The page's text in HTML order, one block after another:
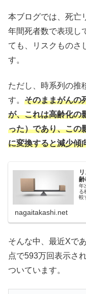
本ブログでは、死亡
年間死者数で表現し
ても、リスクものさ
す。
ただし、時系列の推
す。 そのままがんの
が、これは高齢化の
った）であり、この
に変換すると減少傾
年
る
較
nagaitakashi.net
そんな中、最近Xで
点で593万回表示さ
ついています。